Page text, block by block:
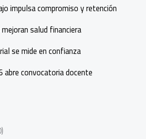
impulsa compromiso y retención
salud financiera
se mide en confianza
abre convocatoria docente